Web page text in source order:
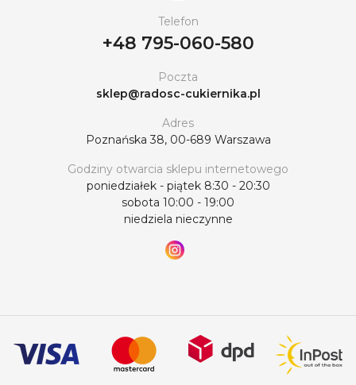
Telefon
+48 795-060-580
Poczta
sklep@radosc-cukiernika.pl
Adres
Poznańska 38, 00-689 Warszawa
Godziny otwarcia sklepu internetowego
poniedziałek - piątek 8:30 - 20:30
sobota 10:00 - 19:00
niedziela nieczynne